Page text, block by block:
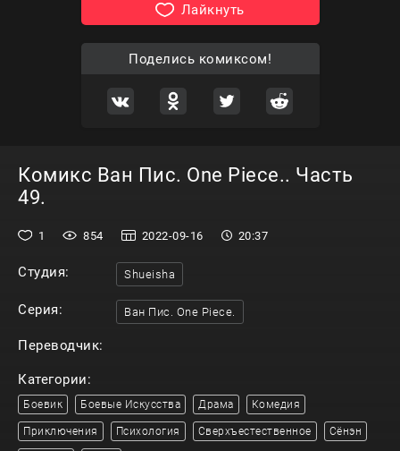
Лайкнуть
Поделись комиксом!
Комикс Ван Пис. One Piece.. Часть
49.
1 854 2022-09-16 20:37
Студия: Shueisha
Серия: Ван Пис. One Piece.
Переводчик:
Категории:
Боевик Боевые Искусства Драма Комедия
Приключения Психология Сверхъестественное Сёнэн